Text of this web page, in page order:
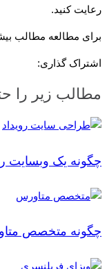
رعایت کنید.
برای مطالعه مطالب
اشتراک گذاری:
مطالب زیر را
چگونه یک وبسایت
چگونه متخصص